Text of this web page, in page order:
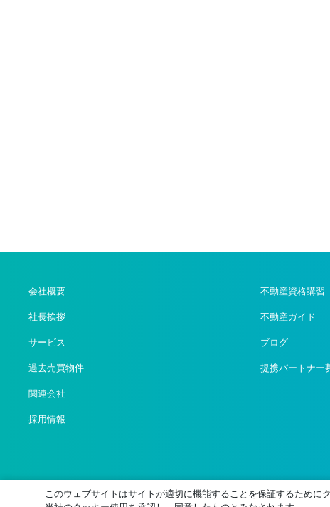
会社概要
社長挨拶
サービス
過去売買物件
関連会社
採用情報
不動産資格講習
不動産ガイド
ブログ
提携パートナー
このウェブサイトはサイトが適切に機能することを保証するため